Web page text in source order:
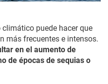
puede hacer que
más frecuentes e intensos.
en el aumento de
de épocas de sequias o